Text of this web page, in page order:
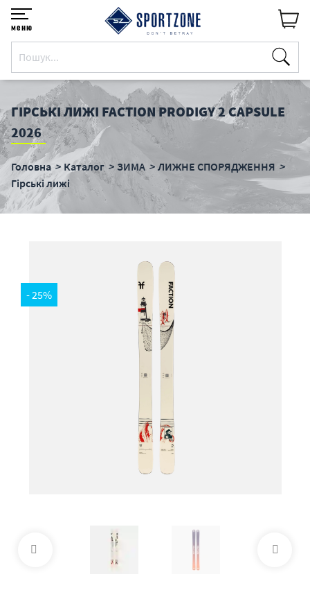
меню
ГІРСЬКІ ЛИЖІ FACTION PRODIGY 2 CAPSULE
2026
Головна Каталог ЗИМА
ЛИЖНЕ СПОРЯДЖЕННЯ
Гірські лижі
- 25%